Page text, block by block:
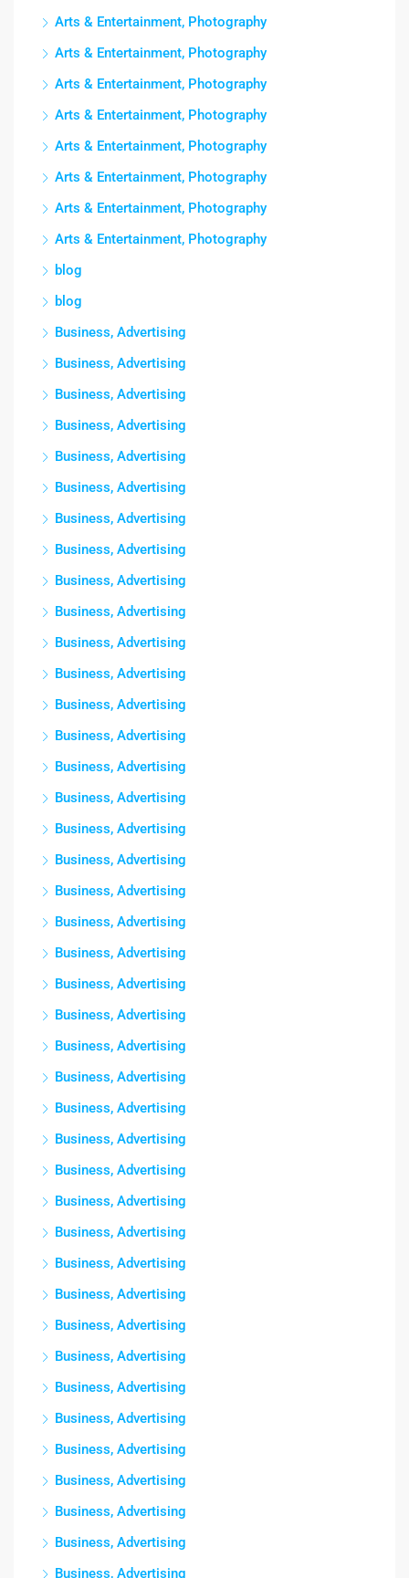
Arts & Entertainment, Photography
Arts & Entertainment, Photography
Arts & Entertainment, Photography
Arts & Entertainment, Photography
Arts & Entertainment, Photography
Arts & Entertainment, Photography
Arts & Entertainment, Photography
Arts & Entertainment, Photography
blog
blog
Business, Advertising
Business, Advertising
Business, Advertising
Business, Advertising
Business, Advertising
Business, Advertising
Business, Advertising
Business, Advertising
Business, Advertising
Business, Advertising
Business, Advertising
Business, Advertising
Business, Advertising
Business, Advertising
Business, Advertising
Business, Advertising
Business, Advertising
Business, Advertising
Business, Advertising
Business, Advertising
Business, Advertising
Business, Advertising
Business, Advertising
Business, Advertising
Business, Advertising
Business, Advertising
Business, Advertising
Business, Advertising
Business, Advertising
Business, Advertising
Business, Advertising
Business, Advertising
Business, Advertising
Business, Advertising
Business, Advertising
Business, Advertising
Business, Advertising
Business, Advertising
Business, Advertising
Business, Advertising
Business, Advertising